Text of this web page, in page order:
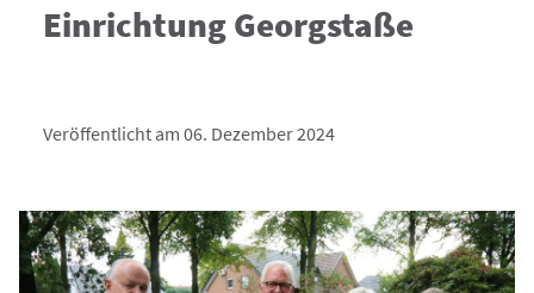
Einrichtung Georgstaße
Veröffentlicht am 06. Dezember 2024